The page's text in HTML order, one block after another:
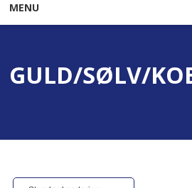
MENU
ENGANGSARTIKLER
BORDDÆKNING
GULD/SØLV/